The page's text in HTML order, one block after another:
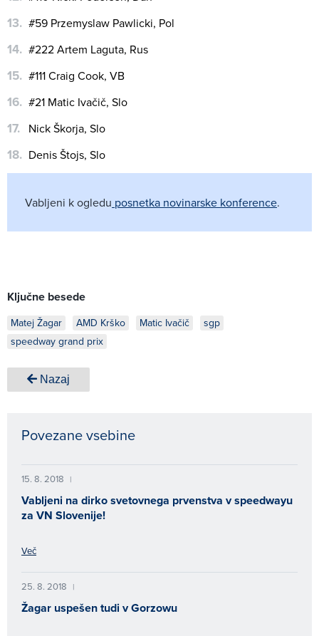
#59 Przemyslaw Pawlicki, Pol
#222 Artem Laguta, Rus
#111 Craig Cook, VB
#21 Matic Ivačič, Slo
Nick Škorja, Slo
Denis Štojs, Slo
Vabljeni k ogledu posnetka novinarske konference.
Ključne besede
Matej Žagar AMD Krško Matic Ivačič
sgp
speedway grand prix
Nazaj
Povezane vsebine
15. 8. 2018 |
Vabljeni na dirko svetovnega prvenstva v speedwayu
za VN Slovenije!
Več
25. 8. 2018 |
Žagar uspešen tudi v Gorzowu